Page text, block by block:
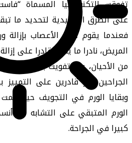
على الطرق التقليدية لتحديد ما
فعندما يقوم جراح الأعصاب
المريض، نادرا ما يكون قادرا على
من الأحيان، يتم تفويت بعض الخلايا
الجراحين غير قادرين على التمييز
وبقايا الورم في التجويف حيث
الورم المتبقي على التشابه مع
كبيرا في الجراحة.